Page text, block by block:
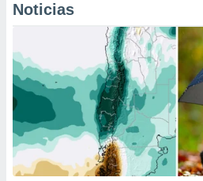
Noticias